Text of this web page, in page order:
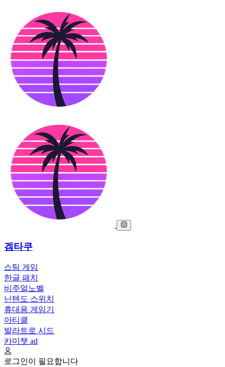
겜타쿠
스팀 게임
한글 패치
비주얼노벨
닌텐도 스위치
휴대용 게임기
아티클
발라트로 시드
카미챗 ad
로그인이 필요합니다